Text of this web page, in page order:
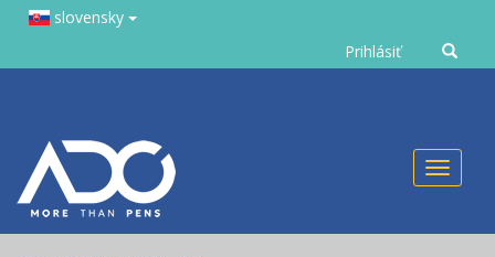
slovensky
Zadejte
text
Prihlásiť
Toggle